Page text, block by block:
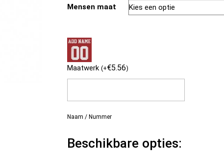
Mensen maat
Maatwerk (+€5.56)
Naam / Nummer
Beschikbare opties: